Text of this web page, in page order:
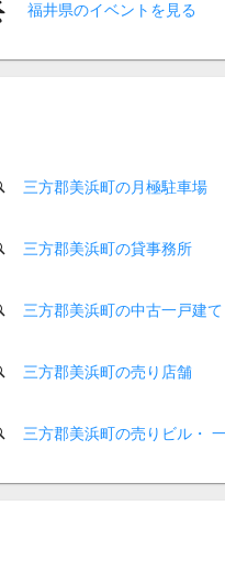
福井県のイベントを見る
三方郡美浜町の月極駐車場
三方郡美浜町の貸事務所
三方郡美浜町の中古一戸建て
三方郡美浜町の売り店舗
三方郡美浜町の売りビル・